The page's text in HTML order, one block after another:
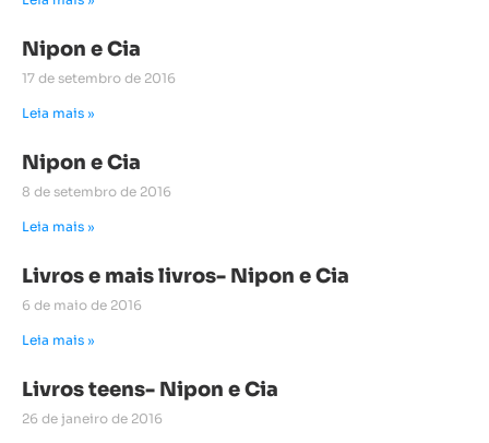
Nipon e Cia
17 de setembro de 2016
Leia mais »
Nipon e Cia
8 de setembro de 2016
Leia mais »
Livros e mais livros- Nipon e Cia
6 de maio de 2016
Leia mais »
Livros teens- Nipon e Cia
26 de janeiro de 2016